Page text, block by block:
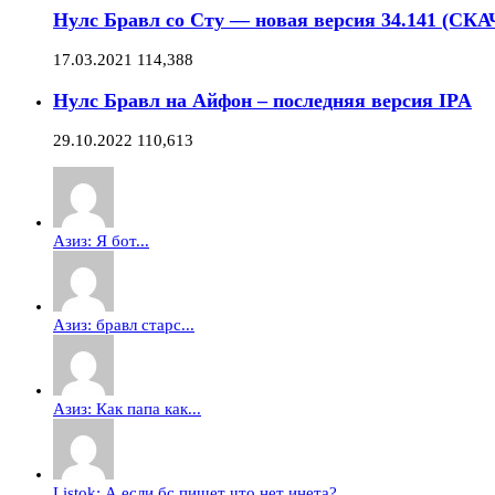
Нулс Бравл со Сту — новая версия 34.141
17.03.2021 114,388
Нулс Бравл на Айфон – последняя версия IPA
29.10.2022 110,613
Азиз: Я бот...
Азиз: бравл старс...
Азиз: Как папа как...